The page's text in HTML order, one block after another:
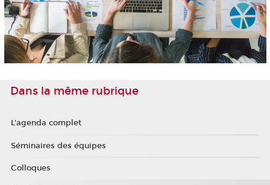
Dans la même rubrique
L'agenda complet
Séminaires des équipes
Colloques